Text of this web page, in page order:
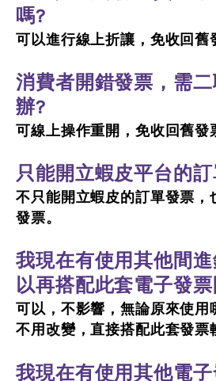
嗎?
可以進行線上折讓，免收回舊
消費者開錯發票，需
辦?
可線上操作重開，免收回舊發
只能開立蝦皮平台的
不只能開立蝦皮的訂單發票，
發票。
我現在有使用其他間
以再搭配此套電子發
可以，不影響，無論原來使用
不用改變，直接搭配此套發票
我現在有使用其他電